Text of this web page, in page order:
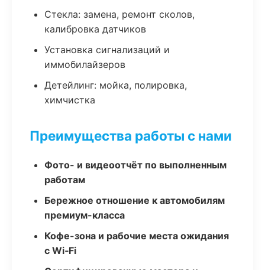
Стекла: замена, ремонт сколов,
калибровка датчиков
Установка сигнализаций и
иммобилайзеров
Детейлинг: мойка, полировка,
химчистка
Преимущества работы с нами
Фото- и видеоотчёт по выполненным
работам
Бережное отношение к автомобилям
премиум-класса
Кофе-зона и рабочие места ожидания
с Wi‑Fi